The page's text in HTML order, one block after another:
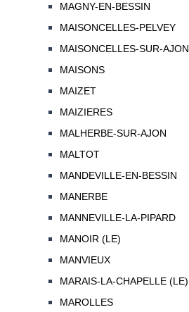
MAGNY-EN-BESSIN
MAISONCELLES-PELVEY
MAISONCELLES-SUR-AJON
MAISONS
MAIZET
MAIZIERES
MALHERBE-SUR-AJON
MALTOT
MANDEVILLE-EN-BESSIN
MANERBE
MANNEVILLE-LA-PIPARD
MANOIR (LE)
MANVIEUX
MARAIS-LA-CHAPELLE (LE)
MAROLLES